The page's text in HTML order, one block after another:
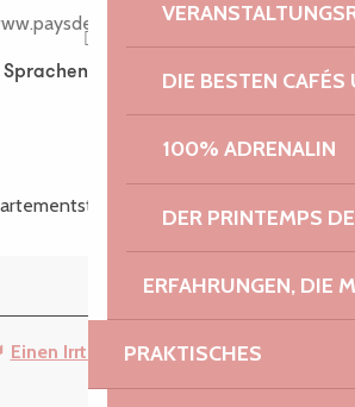
DIE BESTEN
100% ADRENALIN
DER PRINTEMPS
ERFAHRUNGEN, DIE
PRAKTISCHES
Einen Irrtum angeben